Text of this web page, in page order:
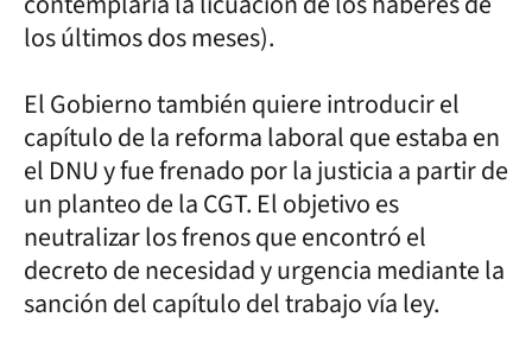
los últimos dos meses).
El Gobierno también quiere introducir el
capítulo de la reforma laboral que estaba en
el DNU y fue frenado por la justicia a partir de
un planteo de la CGT. El objetivo es
neutralizar los frenos que encontró el
decreto de necesidad y urgencia mediante la
sanción del capítulo del trabajo vía ley.